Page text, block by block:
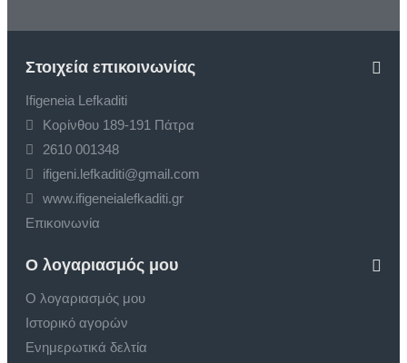
Στοιχεία επικοινωνίας
Ifigeneia Lefkaditi
Κορίνθου 189-191 Πάτρα
2610 001348
ifigeni.lefkaditi@gmail.com
www.ifigeneialefkaditi.gr
Επικοινωνία
Ο λογαριασμός μου
Ο λογαριασμός μου
Ιστορικό αγορών
Ενημερωτικά δελτία